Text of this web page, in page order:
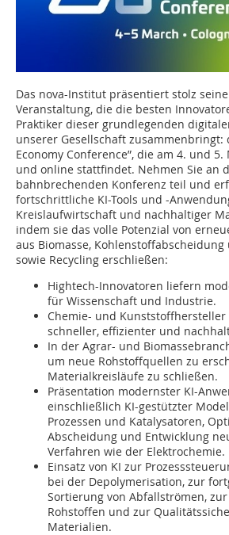
Das nova-Institut präsentiert stolz
Veranstaltung, die die besten
Praktiker dieser grundlegenden
unserer Gesellschaft zusammenbringt:
Economy Conference”, die am 4. und
und online stattfindet. Nehmen Sie an
bahnbrechenden Konferenz teil und
fortschrittliche KI-Tools und -
Kreislaufwirtschaft und nachhaltiger
indem sie das volle Potenzial von
aus Biomasse, Kohlenstoffabscheidung
sowie Recycling erschließen:
Hightech-Innovatoren liefern
für Wissenschaft und Industrie.
Chemie- und Kunststoffhersteller
schneller, effizienter und
In der Agrar- und
um neue Rohstoffquellen zu
Materialkreisläufe zu schließen.
Präsentation modernster KI-
einschließlich KI-gestützter
Prozessen und Katalysatoren,
Abscheidung und Entwicklung
Verfahren wie der Elektrochemie.
Einsatz von KI zur
bei der Depolymerisation, zur
Sortierung von Abfallströmen, zur
Rohstoffen und zur
Materialien.